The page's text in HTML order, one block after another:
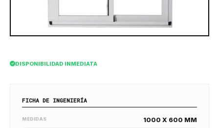
DISPONIBILIDAD INMEDIATA
FICHA DE INGENIERÍA
MEDIDAS 1000 X 600 MM